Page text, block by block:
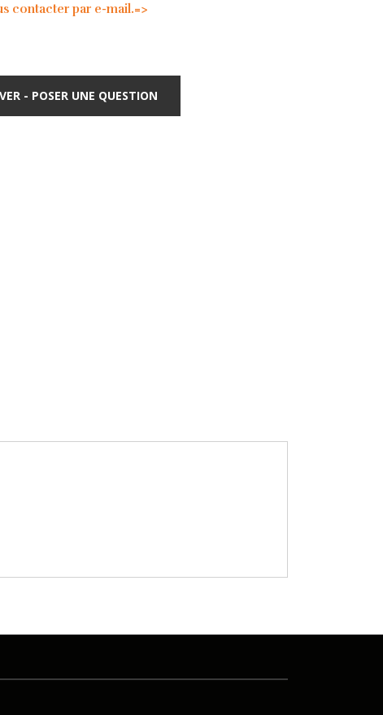
contacter par e-mail.=>
- POSER UNE QUESTION